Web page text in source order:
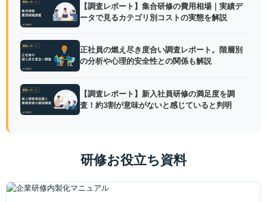
【調査レポート】集合研修の費用相場｜実績デ
ータで見るカテゴリ別コストの実態を解説
正社員の燃え尽き度合い調査レポート。階層別
の分析や心理的安全性との関係も解説
【調査レポート】新入社員研修の満足度を調
査！約3割が意味がないと感じていると判明
研修お役立ち資料